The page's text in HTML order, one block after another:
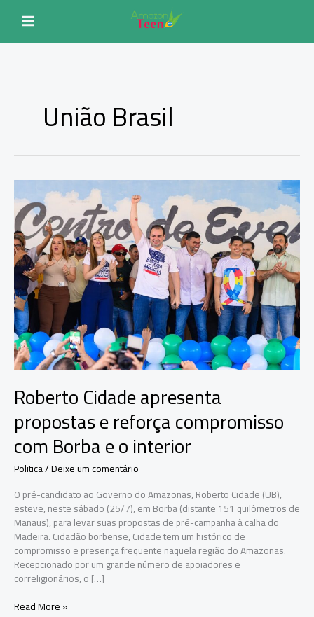
conteúdo
União Brasil
Roberto Cidade apresenta
propostas e reforça compromisso
com Borba e o interior
Politica/Deixe um comentário
O pré-candidato ao Governo do Amazonas, Roberto Cidade (UB),
esteve, neste sábado (25/7), em Borba (distante 151 quilômetros de
Manaus), para levar suas propostas de pré-campanha à calha do
Madeira. Cidadão borbense, Cidade tem um histórico de
compromisso e presença frequente naquela região do Amazonas.
Recepcionado por um grande número de apoiadores e
correligionários, o […]
Roberto
Read More »